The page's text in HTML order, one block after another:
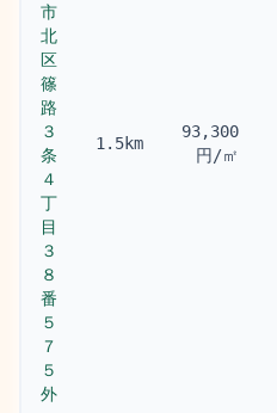
市
北
区
篠
路
３
条
４
丁
目
３
８
番
５
７
５
外
1.5km
93,300
円/㎡